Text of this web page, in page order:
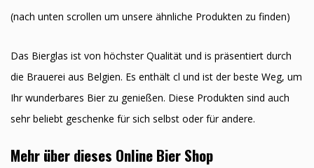
(nach unten scrollen um unsere ähnliche Produkten zu finden)
Das Bierglas ist von höchster Qualität und is präsentiert durch
die Brauerei aus Belgien. Es enthält cl und ist der beste Weg, um
Ihr wunderbares Bier zu genießen. Diese Produkten sind auch
sehr beliebt geschenke für sich selbst oder für andere.
Mehr über dieses Online Bier Shop